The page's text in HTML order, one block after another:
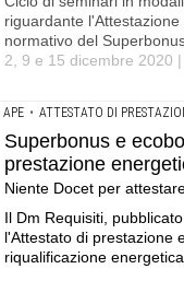
riguardante
normativo del
2, 9 e 15 dicembre 2020
APE • ATTESTATO DI
Superbonus e
prestazione
Niente Docet per
Il Dm Requisiti,
l'Attestato di prestazione
riqualificazione